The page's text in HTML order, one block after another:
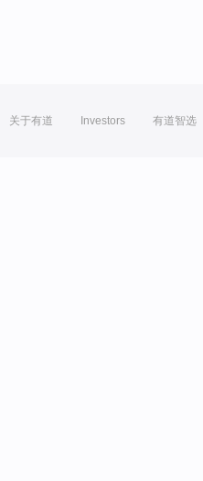
关于有道 Investors 有道智选